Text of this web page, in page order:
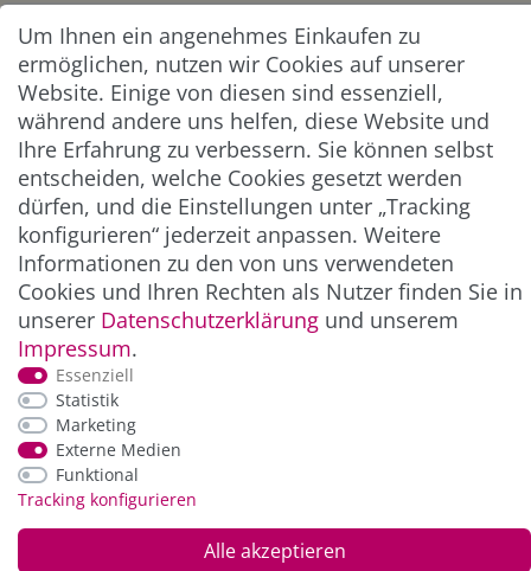
Abonnieren
** Hierbei handelt es sich um ein Pflichtfeld.
ZAHLUNG & VERSAND
*Alle Preise inkl. der gesetzl. MwSt. zzgl.
und Versandkosten
Um Ihnen ein angenehmes Einkaufen zu
ermöglichen, nutzen wir Cookies auf unserer
Website. Einige von diesen sind essenziell,
während andere uns helfen, diese Website und
Ihre Erfahrung zu verbessern. Sie können selbst
entscheiden, welche Cookies gesetzt werden
dürfen, und die Einstellungen unter „Tracking
konfigurieren“ jederzeit anpassen. Weitere
Informationen zu den von uns verwendeten
Cookies und Ihren Rechten als Nutzer finden Sie in
unserer Daten­schutz­erklärung und unserem
Impressum.
Essenziell
Statistik
Marketing
Externe Medien
Funktional
Tracking konfigurieren
Alle akzeptieren